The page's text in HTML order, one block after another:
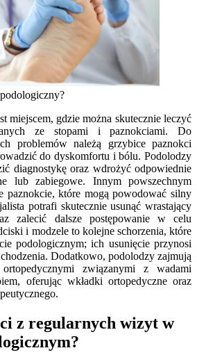
miejscem, gdzie można skutecznie leczyć
ze stopami i paznokciami. Do
problemów należą grzybice paznokci
do dyskomfortu i bólu. Podolodzy
diagnostykę oraz wdrożyć odpowiednie
lub zabiegowe. Innym powszechnym
paznokcie, które mogą powodować silny
potrafi skutecznie usunąć wrastający
zalecić dalsze postępowanie w celu
i modzele to kolejne schorzenia, które
podologicznym; ich usunięcie przynosi
Dodatkowo, podolodzy zajmują
związanymi z wadami
oferując wkładki ortopedyczne oraz
z regularnych wizyt w